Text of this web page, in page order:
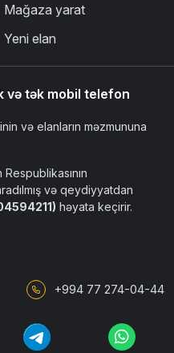
Mağaza yarat
Yeni elan
və tək mobil telefon
və elanların məzmununa
və qeydiyyatdan
həyata keçirir.
+994 77 274-04-44